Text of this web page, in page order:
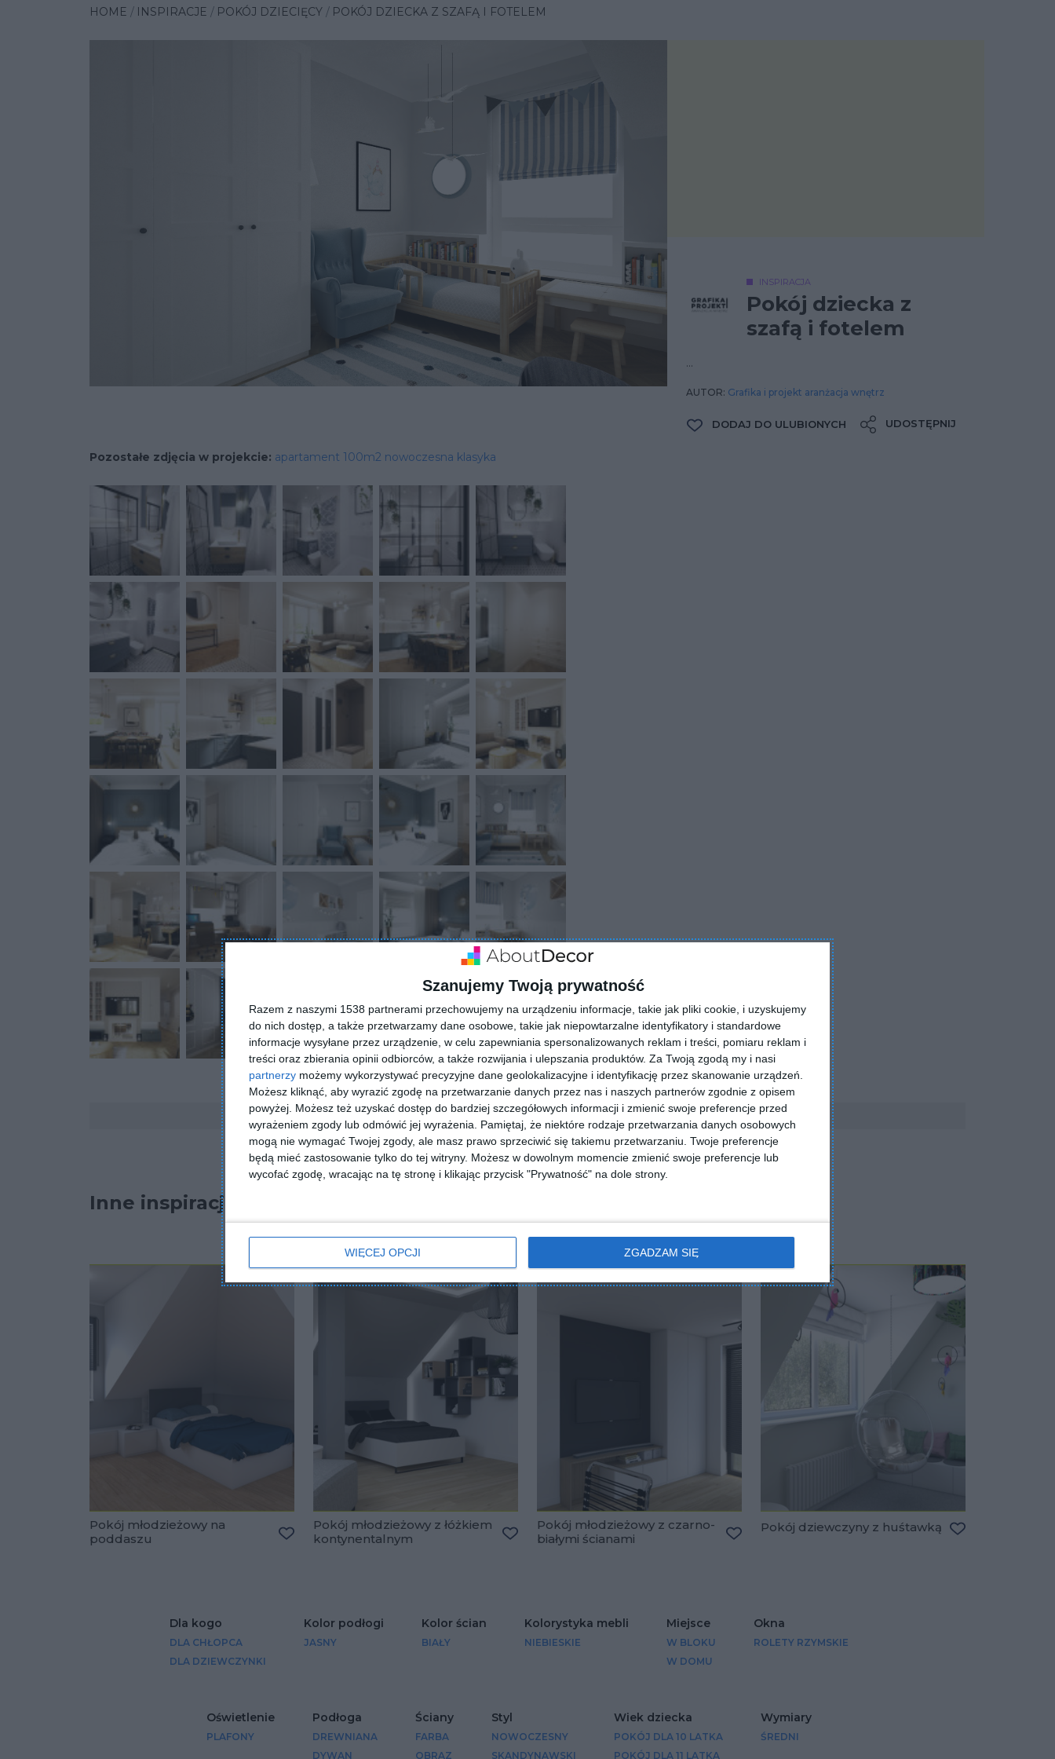
Szanujemy Twoją prywatność
Razem z naszymi 1538 partnerami przechowujemy na urządzeniu informacje, takie jak pliki cookie, i uzyskujemy
do nich dostęp, a także przetwarzamy dane osobowe, takie jak niepowtarzalne identyfikatory i standardowe
informacje wysyłane przez urządzenie, w celu zapewniania spersonalizowanych reklam i treści, pomiaru reklam i
treści oraz zbierania opinii odbiorców, a także rozwijania i ulepszania produktów. Za Twoją zgodą my i nasi
partnerzy możemy wykorzystywać precyzyjne dane geolokalizacyjne i identyfikację przez skanowanie urządzeń.
Możesz kliknąć, aby wyrazić zgodę na przetwarzanie danych przez nas i naszych partnerów zgodnie z opisem
powyżej. Możesz też uzyskać dostęp do bardziej szczegółowych informacji i zmienić swoje preferencje przed
wyrażeniem zgody lub odmówić jej wyrażenia.
Pamiętaj, że niektóre rodzaje przetwarzania danych osobowych
mogą nie wymagać Twojej zgody, ale masz prawo sprzeciwić się takiemu przetwarzaniu. Twoje preferencje
będą mieć zastosowanie tylko do tej witryny. Możesz w dowolnym momencie zmienić swoje preferencje lub
wycofać zgodę, wracając na tę stronę i klikając przycisk "Prywatność" na dole strony.
WIĘCEJ OPCJI ZGADZAM SIĘ
HOME INSPIRACJE POKÓJ DZIECIĘCY POKÓJ DZIECKA Z SZAFĄ I FOTELEM
INSPIRACJA
Pokój dziecka z
szafą i fotelem
...
AUTOR: Grafika i projekt aranżacja wnętrz
DODAJ DO ULUBIONYCH UDOSTĘPNIJ
Pozostałe zdjęcia w projekcie: apartament 100m2 nowoczesna klasyka
ZADAJ PYTANIE
Inne inspiracje
Pokój młodzieżowy na
poddaszu
Pokój młodzieżowy z łóżkiem
kontynentalnym
Pokój młodzieżowy z czarno-
białymi ścianami
Pokój dziewczyny z huśtawką
Dla kogo
DLA CHŁOPCA
DLA DZIEWCZYNKI
Kolor podłogi
JASNY
Kolor ścian
BIAŁY
Kolorystyka mebli
NIEBIESKIE
Miejsce
W BLOKU
W DOMU
Okna
ROLETY RZYMSKIE
Oświetlenie
PLAFONY
Podłoga
DREWNIANA
DYWAN
Ściany
FARBA
OBRAZ
Styl
NOWOCZESNY
SKANDYNAWSKI
Wiek dziecka
POKÓJ DLA 10 LATKA
POKÓJ DLA 11 LATKA
Wymiary
ŚREDNI